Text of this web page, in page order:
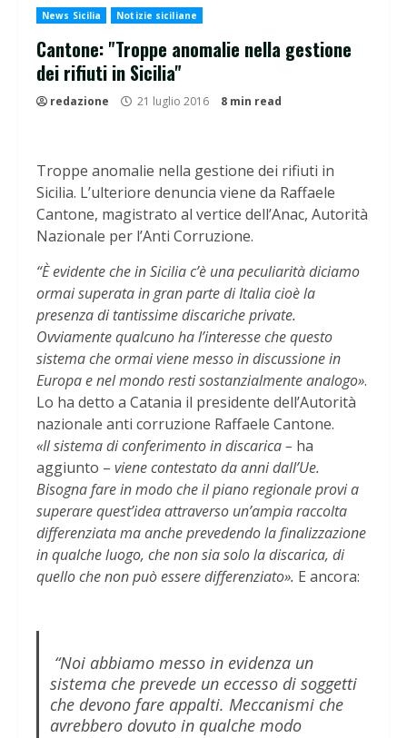
News Sicilia Notizie siciliane
Cantone: "Troppe anomalie nella gestione
dei rifiuti in Sicilia"
redazione 21 luglio 2016 8 min read
Troppe anomalie nella gestione dei rifiuti in
Sicilia. L’ulteriore denuncia viene da Raffaele
Cantone, magistrato al vertice dell’Anac, Autorità
Nazionale per l’Anti Corruzione.
“È evidente che in Sicilia c’è una peculiarità diciamo
ormai superata in gran parte di Italia cioè la
presenza di tantissime discariche private.
Ovviamente qualcuno ha l’interesse che questo
sistema che ormai viene messo in discussione in
Europa e nel mondo resti sostanzialmente analogo».
Lo ha detto a Catania il presidente dell’Autorità
nazionale anti corruzione Raffaele Cantone.
«Il sistema di conferimento in discarica – ha
aggiunto – viene contestato da anni dall’Ue.
Bisogna fare in modo che il piano regionale provi a
superare quest’idea attraverso un’ampia raccolta
differenziata ma anche prevedendo la finalizzazione
in qualche luogo, che non sia solo la discarica, di
quello che non può essere differenziato». E ancora:
“Noi abbiamo messo in evidenza un
sistema che prevede un eccesso di soggetti
che devono fare appalti. Meccanismi che
avrebbero dovuto in qualche modo